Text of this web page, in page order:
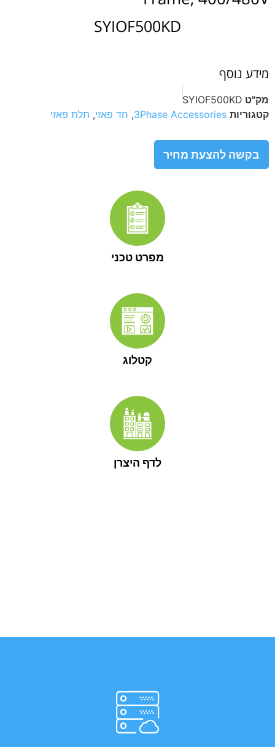
SYIOF500KD
מידע נוסף
מק"ט SYIOF500KD
קטגוריות 3Phase Accessories
, חד פאזי, תלת פאזי
בקשה להצעת מחיר
מפרט טכני
קטלוג
לדף היצרן